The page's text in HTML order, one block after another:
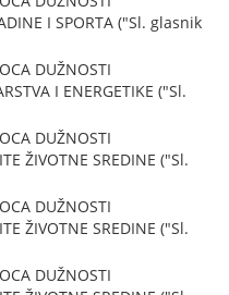
I SPORTA ("Sl. glasnik
DUŽNOSTI
I ENERGETIKE ("Sl.
DUŽNOSTI
ŽIVOTNE SREDINE ("Sl.
DUŽNOSTI
ŽIVOTNE SREDINE ("Sl.
DUŽNOSTI